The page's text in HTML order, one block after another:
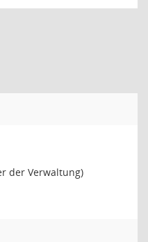
der Verwaltung)